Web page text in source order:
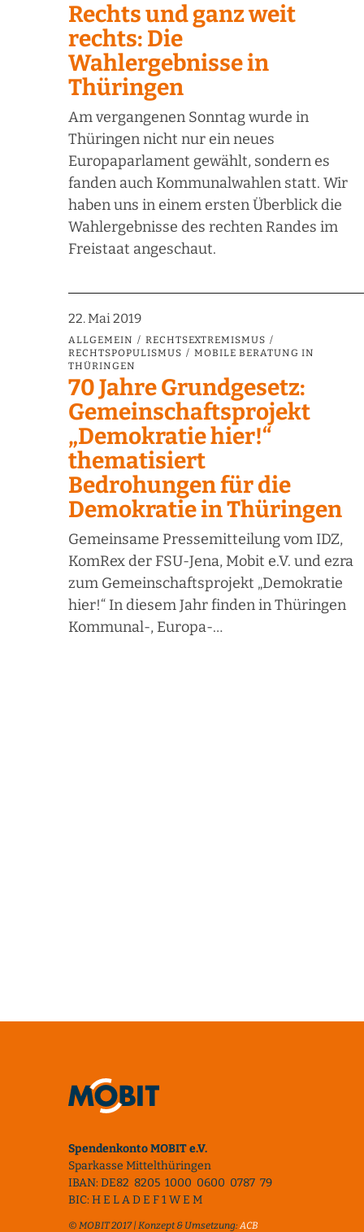
Rechts und ganz weit
rechts: Die
Wahlergebnisse in
Thüringen
Am vergangenen Sonntag wurde in
Thüringen nicht nur ein neues
Europaparlament gewählt, sondern es
fanden auch Kommunalwahlen statt. Wir
haben uns in einem ersten Überblick die
Wahlergebnisse des rechten Randes im
Freistaat angeschaut.
22. Mai 2019
ALLGEMEIN
RECHTSEXTREMISMUS
RECHTSPOPULISMUS
MOBILE BERATUNG IN
THÜRINGEN
70 Jahre Grundgesetz:
Gemeinschaftsprojekt
„Demokratie hier!“
thematisiert
Bedrohungen für die
Demokratie in Thüringen
Gemeinsame Pressemitteilung vom IDZ,
KomRex der FSU-Jena, Mobit e.V. und ezra
zum Gemeinschaftsprojekt „Demokratie
hier!“ In diesem Jahr finden in Thüringen
Kommunal-, Europa-…
Spendenkonto MOBIT e.V.
Sparkasse Mittelthüringen
IBAN: DE82 8205 1000 0600 0787 79
BIC: H E L A D E F 1 W E M
© MOBIT 2017 | Konzept & Umsetzung:ACB